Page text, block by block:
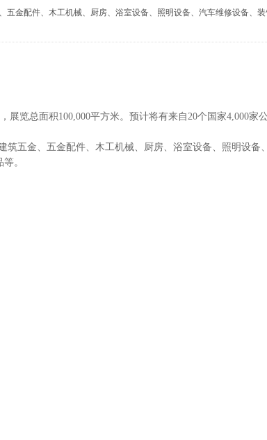
金配件、木工机械、厨房、浴室设备、照明设备、汽车维修设备、
览总面积100,000平方米。预计将有来自20个国家4,000家
五金、五金配件、木工机械、厨房、浴室设备、照明设
。